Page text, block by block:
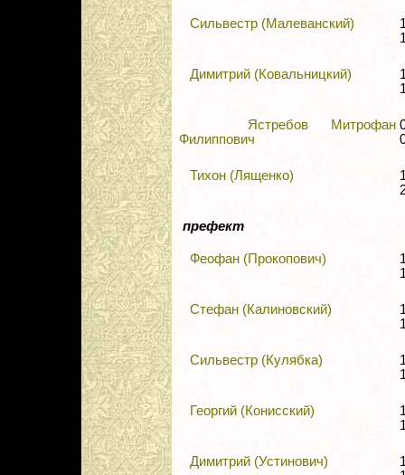
Сильвестр (Малеванский)
Димитрий (Ковальницкий)
Ястребов Митрофан
Филиппович
Тихон (Лященко)
префект
Феофан (Прокопович)
Стефан (Калиновский)
Сильвестр (Кулябка)
Георгий (Конисский)
Димитрий (Устинович)